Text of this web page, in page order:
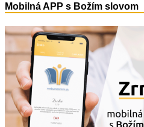
Mobilná APP s Božím slovom